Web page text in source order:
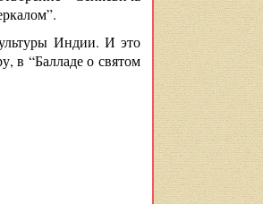
Индии. И это
в “Балладе о святом